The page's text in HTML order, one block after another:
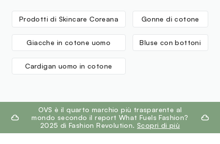
(Grape) Fruit Extract, 3-O-Ethyl Ascorbic Acid,
Caprylic/Capric Triglyceride
Prodotti di Skincare Coreana Gonne di cotone
Giacche in cotone uomo Bluse con bottoni
Cardigan uomo in cotone
footer.ariatitleOVS è il quarto marchio più trasparente al
mondo secondo il report What Fuels Fashion?
2025 di Fashion Revolution. Scopri di più